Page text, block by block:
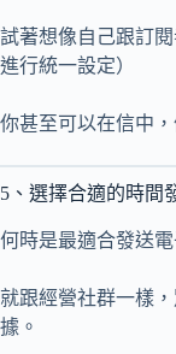
試著想像自己跟訂
進行統一設定）
你甚至可以在信中
5、選擇合適的時間
何時是最適合發送
就跟經營社群一樣
據。